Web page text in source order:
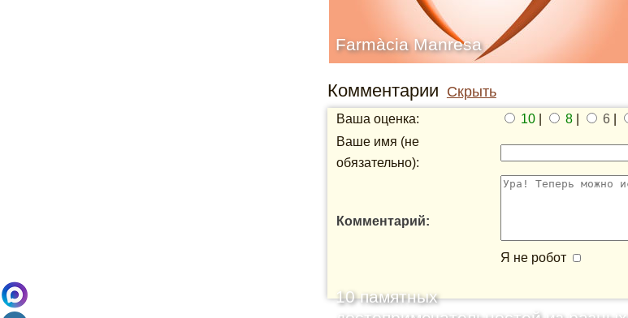
Farmàcia Manresa
Комментарии Скрыть
Ваша оценка: 10| 8| 6|
Ваше имя (не
обязательно):
Комментарий:
Я не робот
10 памятных